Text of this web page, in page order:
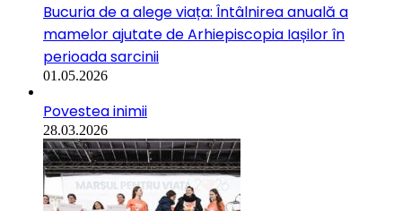
Bucuria de a alege viața: Întâlnirea anuală a
mamelor ajutate de Arhiepiscopia Iașilor în
perioada sarcinii
01.05.2026
Povestea inimii
28.03.2026